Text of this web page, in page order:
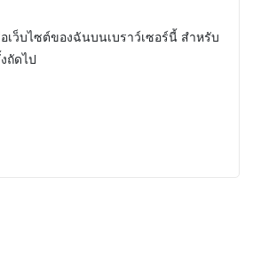
เว็บไซต์ของฉันบนเบราว์เซอร์นี้ สำหรับ
ถัดไป